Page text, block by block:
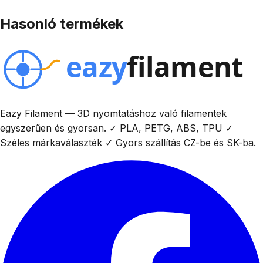
Hasonló termékek
Eazy Filament — 3D nyomtatáshoz való filamentek
egyszerűen és gyorsan. ✓ PLA, PETG, ABS, TPU ✓
Széles márkaválaszték ✓ Gyors szállítás CZ-be és SK-ba.